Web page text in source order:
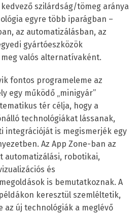
szilárdság/tömeg aránya
egyre több iparágban –
az automatizálásban, az
gyártóeszközök
valós alternatívaként.
fontos programeleme az
egy működő „minigyár”
tér célja, hogy a
technológiákat lássanak,
integrációját is megismerjék egy
Az App Zone-ban az
automatizálási, robotikai,
és
is bemutatkoznak. A
keresztül szemléltetik,
az új technológiák a meglévő